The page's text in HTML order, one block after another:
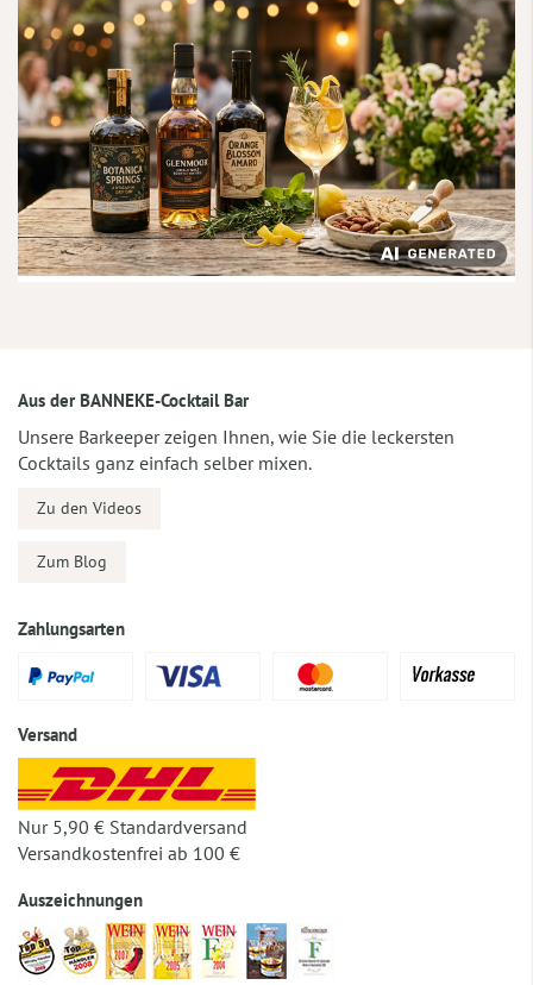
Aus der BANNEKE-Cocktail Bar
Unsere Barkeeper zeigen Ihnen, wie Sie die leckersten
Cocktails ganz einfach selber mixen.
Zu den Videos
Zum Blog
Zahlungsarten
Versand
Nur 5,90 € Standardversand
Versandkostenfrei ab 100 €
Auszeichnungen